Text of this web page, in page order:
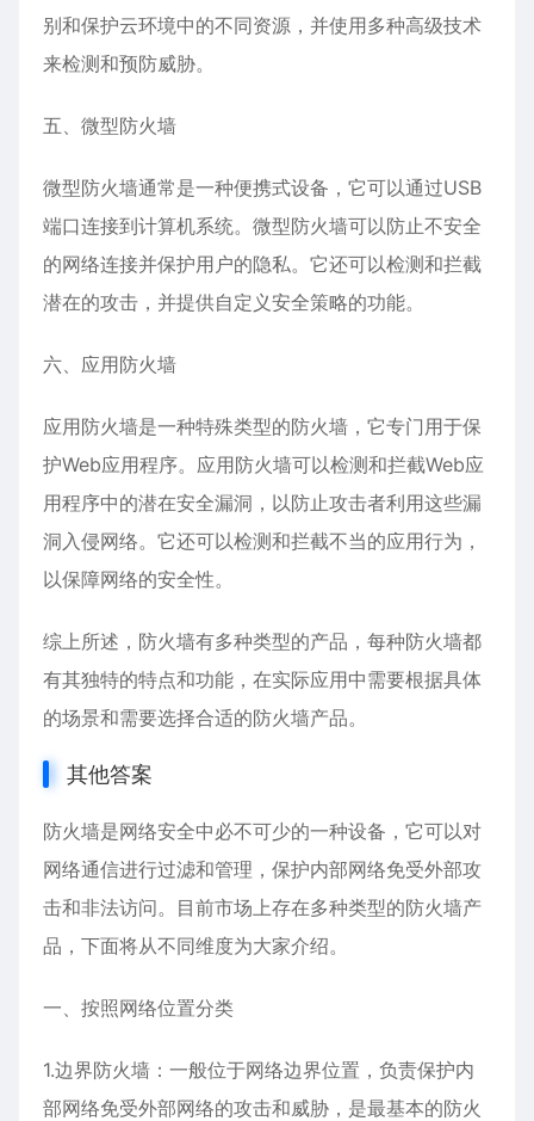
别和保护云环境中的不同资源，并使用多种高级技术
来检测和预防威胁。
五、微型防火墙
微型防火墙通常是一种便携式设备，它可以通过USB
端口连接到计算机系统。微型防火墙可以防止不安全
的网络连接并保护用户的隐私。它还可以检测和拦截
潜在的攻击，并提供自定义安全策略的功能。
六、应用防火墙
应用防火墙是一种特殊类型的防火墙，它专门用于保
护Web应用程序。应用防火墙可以检测和拦截Web应
用程序中的潜在安全漏洞，以防止攻击者利用这些漏
洞入侵网络。它还可以检测和拦截不当的应用行为，
以保障网络的安全性。
综上所述，防火墙有多种类型的产品，每种防火墙都
有其独特的特点和功能，在实际应用中需要根据具体
的场景和需要选择合适的防火墙产品。
其他答案
防火墙是网络安全中必不可少的一种设备，它可以对
网络通信进行过滤和管理，保护内部网络免受外部攻
击和非法访问。目前市场上存在多种类型的防火墙产
品，下面将从不同维度为大家介绍。
一、按照网络位置分类
1.边界防火墙：一般位于网络边界位置，负责保护内
部网络免受外部网络的攻击和威胁，是最基本的防火